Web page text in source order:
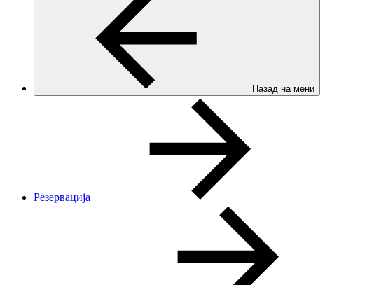
Назад на мени
Резервација